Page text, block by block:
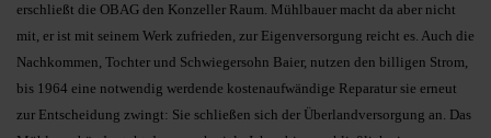
erschließt die OBAG den Konzeller Raum. Mühlbauer macht da aber nicht
mit, er ist mit seinem Werk zufrieden, zur Eigenversorgung reicht es. Auch die
Nachkommen, Tochter und Schwiegersohn Baier, nutzen den billigen Strom,
bis 1964 eine notwendig werdende kostenaufwändige Reparatur sie erneut
zur Entscheidung zwingt: Sie schließen sich der Überlandversorgung an. Das